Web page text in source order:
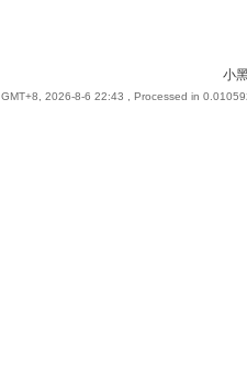
小
GMT+8, 2026-8-6 22:43 , Processed in